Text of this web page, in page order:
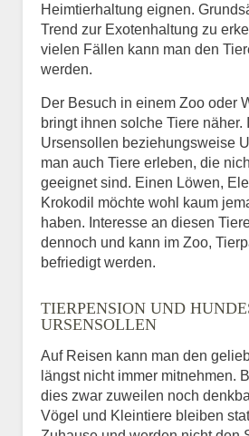
Heimtierhaltung eignen.
Trend zur Exotenhaltung zu
vielen Fällen kann man den
werden.
Der Besuch in einem Zoo oder
bringt ihnen solche Tiere näher.
Ursensollen beziehungsweise
man auch Tiere erleben, die
geeignet sind. Einen Löwen,
Krokodil möchte wohl kaum
haben. Interesse an diesen
dennoch und kann im Zoo,
befriedigt werden.
TIERPENSION UND
URSENSOLLEN
Auf Reisen kann man den
längst nicht immer mitnehmen.
dies zwar zuweilen noch
Vögel und Kleintiere bleiben